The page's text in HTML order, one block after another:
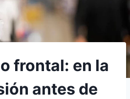
frontal: en la
antes de